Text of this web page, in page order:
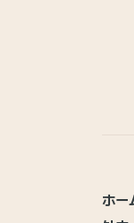
ホー